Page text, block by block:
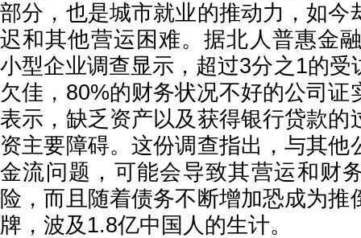
部分，也是城市就业的推动力，如今
迟和其他营运困难。据北人普惠金
小型企业调查显示，超过3分之1的受
欠佳，80%的财务状况不好的公司证
表示，缺乏资产以及获得银行贷款的
资主要障碍。这份调查指出，与其他
金流问题，可能会导致其营运和财
险，而且随着债务不断增加恐成为推
牌，波及1.8亿中国人的生计。